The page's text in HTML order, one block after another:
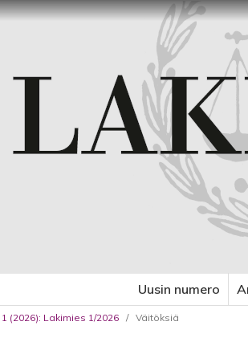
Uusin numero
(2026): Lakimies 1/2026 / Väitöksiä